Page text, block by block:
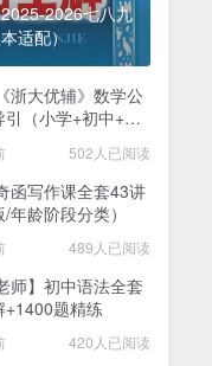
2026七八九
适配）
浙大优辅》数学公
引（小学+初中+高
502人已阅读
函写作课全套43讲
/年龄阶段分类）
489人已阅读
师】初中语法全套
+1400题精练
420人已阅读